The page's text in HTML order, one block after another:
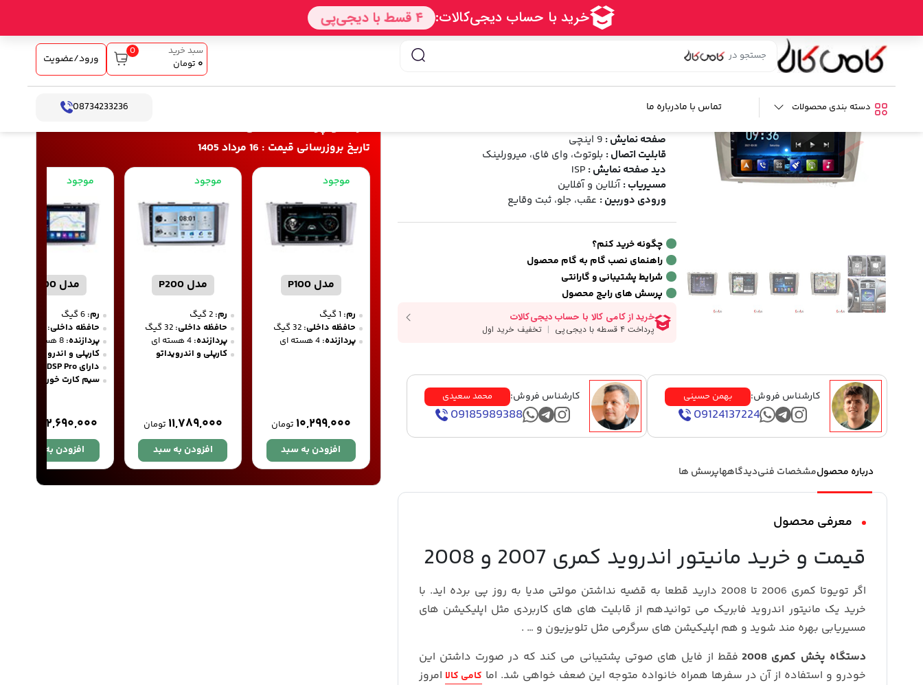
0
۰ تومان
سبد خرید
ورود/عضویت
دسته بندی محصولات تماس با مادرباره ما 08734233236
مانیتور اندروید 9 اینچی / مانیتور اندروید کمری 2007 و 2008
صفحه نمایش : 9 اینچی
قابلیت اتصال : بلوتوث، وای فای، میرورلینک
دید صفحه نمایش : ISP
مسیریاب : آنلاین و آفلاین
ورودی دوربین : عقب، جلو، ثبت وقایع
چگونه خرید کنم؟
راهنمای نصب گام به گام محصول
شرایط پشتیبانی و گارانتی
پرسش های رایج محصول
کارشناس فروش: بهمن حسینی
09124137224
کارشناس فروش: محمد سعیدی
09185989388
درباره محصولمشخصات فنیدیدگاههاپرسش ها
معرفی محصول
قیمت و خرید مانیتور اندروید کمری 2007 و 2008
اگر تویوتا کمری 2006 تا 2008 دارید قطعا به قضیه نداشتن مولتی مدیا به روز پی برده اید. با
خرید یک مانیتور اندروید فابریک می توانیدهم از قابلیت های های کاربردی مثل اپلیکیشن های
مسیریابی بهره مند شوید و هم اپلیکیشن های سرگرمی مثل تلویزیون و … .
دستگاه پخش کمری 2008
فقط از فایل های صوتی پشتیبانی می کند که در صورت داشتن این
خودرو و استفاده از آن در سفرها همراه خانواده متوجه این ضعف خواهی شد. اما کامی کالا امروز
تاریخ بروزرسانی قیمت : 16 مرداد 1405
موجود
مدل P100
رم: 1 گیگ
حافظه داخلی: 32 گیگ
پردازنده: 4 هسته ای
۱۰,۲۹۹,۰۰۰ تومان
افزودن به سبد
موجود
مدل P200
رم:
حافظه داخلی:
پردازنده:
کارپلی و اندرویداتو
۱۱,۷۸۹,۰۰۰ تومان
افزودن به سبد
موجود
مدل P900
رم: 6 گیگ
حافظه داخلی:
پردازنده: 8 هسته ای
کارپلی و اندروید اتو
دارای DSP Pro صدا
سیم کارت خور
۳۲,۶۹۰,۰۰۰
افزودن به سبد